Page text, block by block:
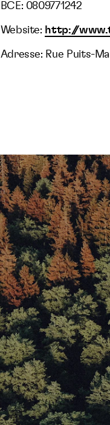
BCE: 0809771242
Website: http://
Adresse: Rue Puits-